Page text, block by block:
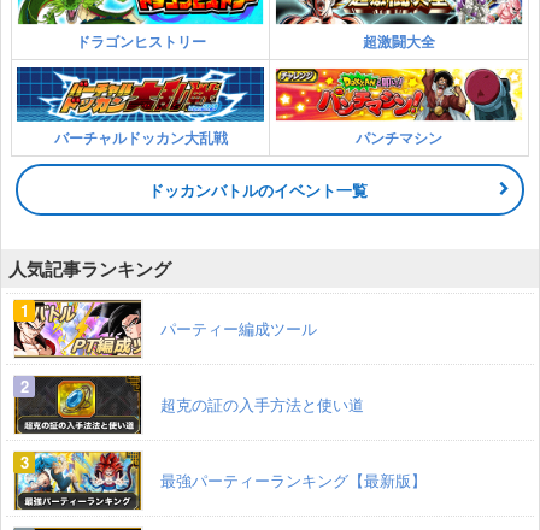
ドラゴンヒストリー 超激闘大全
バーチャルドッカン大乱戦 パンチマシン
ドッカンバトルのイベント一覧
人気記事ランキング
パーティー編成ツール
超克の証の入手方法と使い道
最強パーティーランキング【最新版】